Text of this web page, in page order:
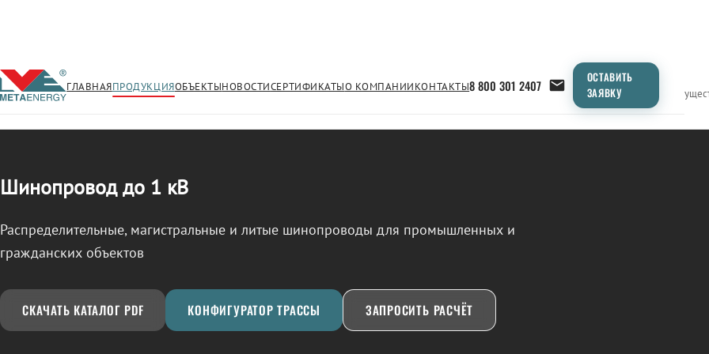
ГЛАВНАЯПРОДУКЦИЯОБЪЕКТЫНОВОСТИСЕРТИФИКАТЫО КОМПАНИИКОНТАКТЫ8 800 301 2407
ОСТАВИТЬ
ЗАЯВКУ
← Продукция/ШИНОПРОВОД Применение Продукция ТипоразмерыСравнение
Шинопровод до 1 кВ
Распределительные, магистральные и литые шинопроводы для промышленных и
гражданских объектов
СКАЧАТЬ КАТАЛОГ PDF КОНФИГУРАТОР ТРАССЫ ЗАПРОСИТЬ РАСЧЁТ